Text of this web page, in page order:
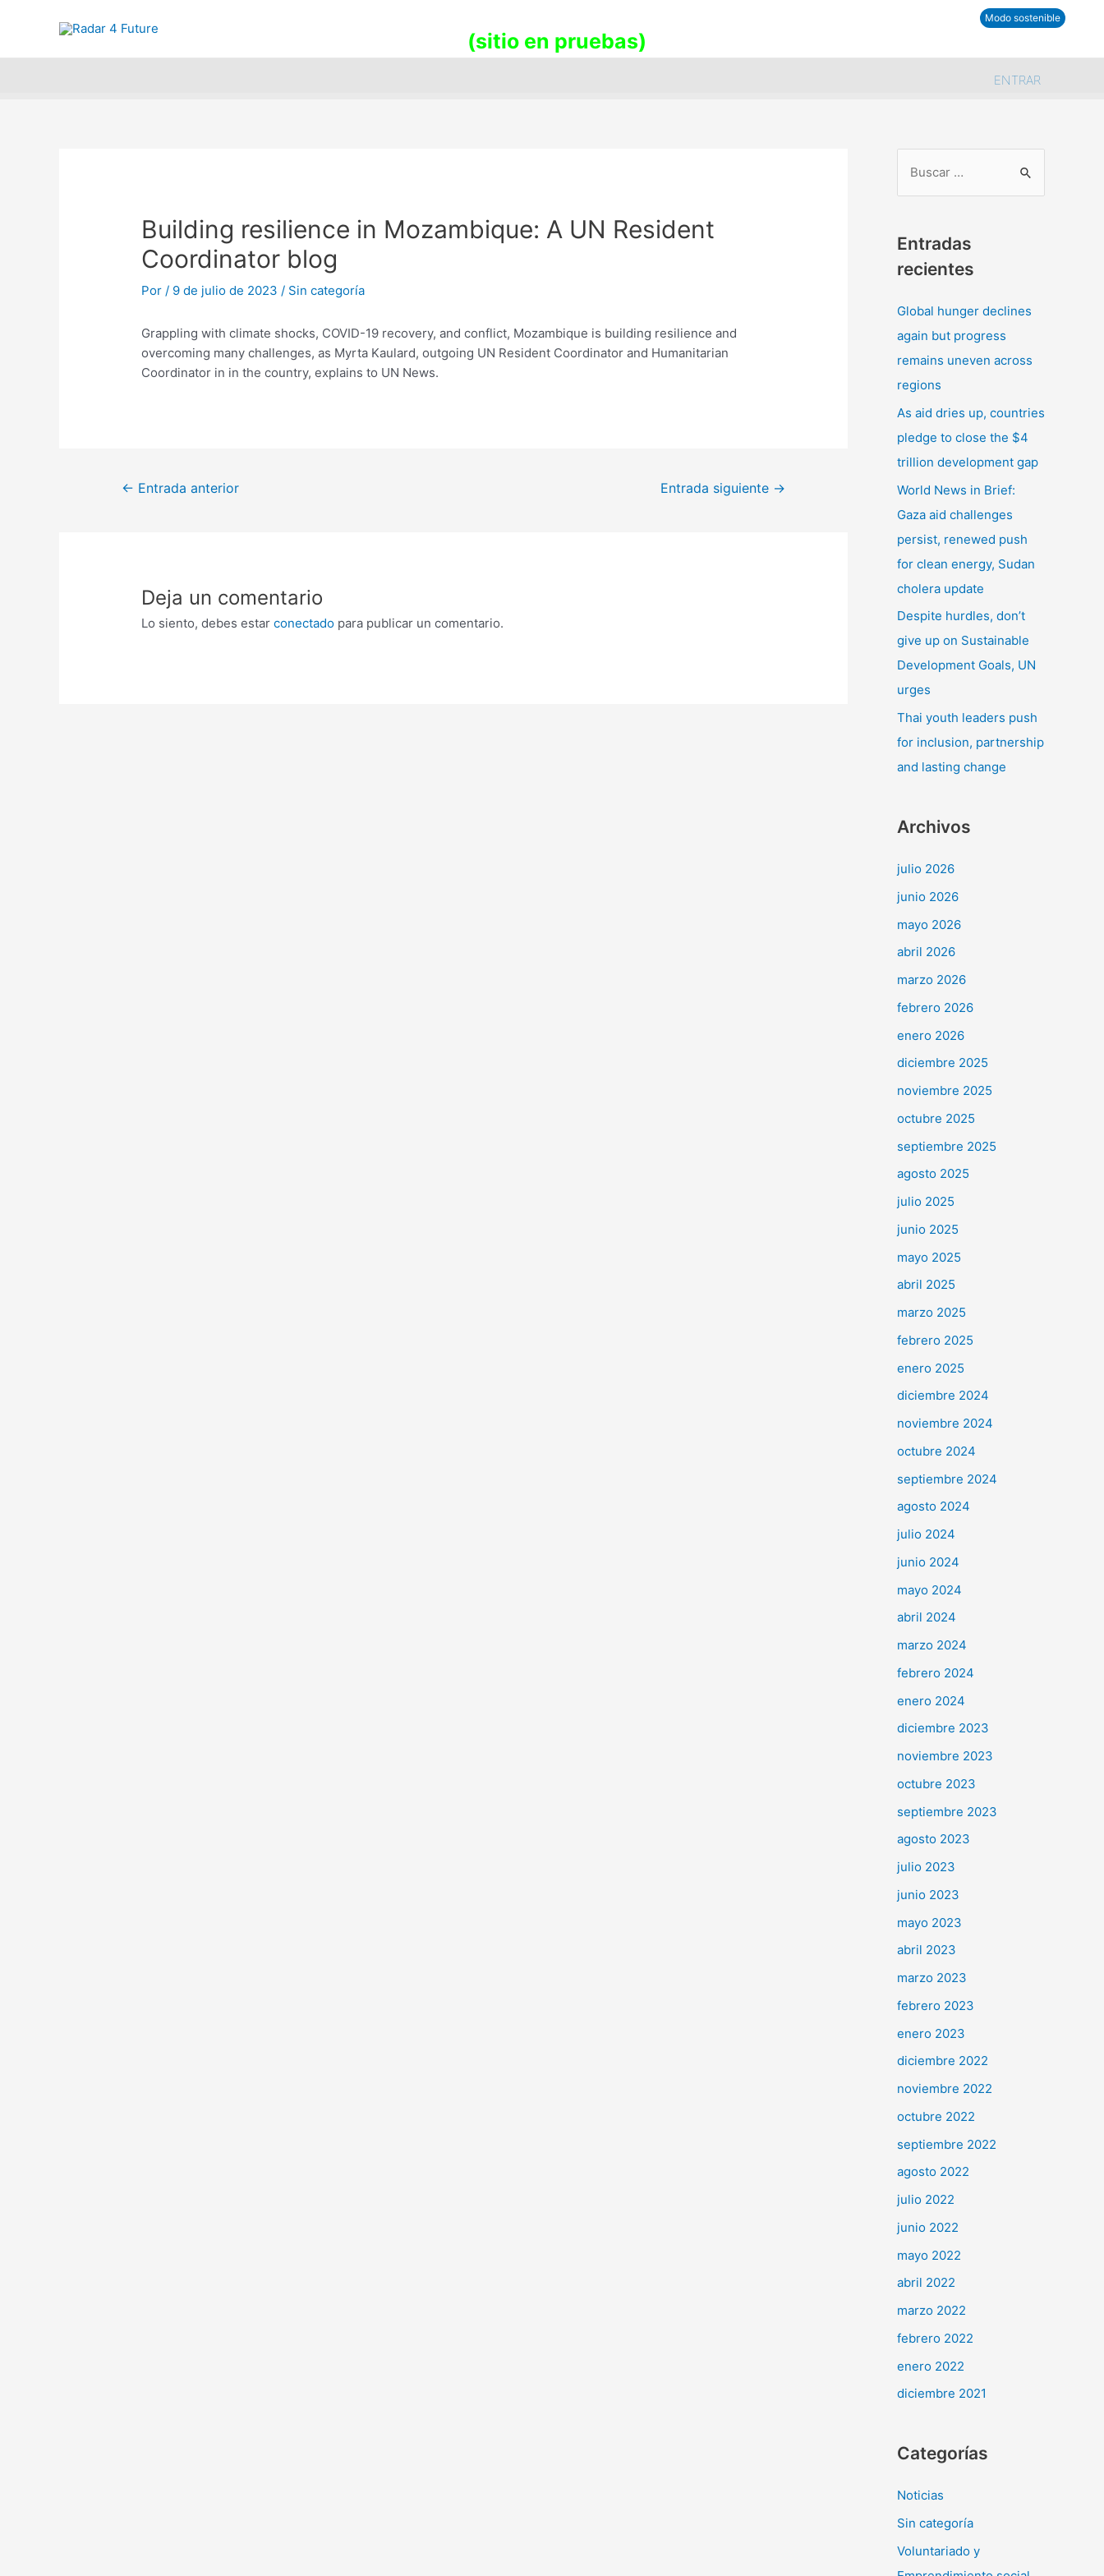
(sitio en pruebas)
Modo sostenible
ENTRAR
Building resilience in Mozambique: A UN Resident
Coordinator blog
Por/ 9 de julio de 2023/ Sin categoría
Grappling with climate shocks, COVID-19 recovery, and conflict, Mozambique is building resilience and
overcoming many challenges, as Myrta Kaulard, outgoing UN Resident Coordinator and Humanitarian
Coordinator in in the country, explains to UN News.
de
← Entrada anterior Entrada siguiente →
Deja un comentario
Lo siento, debes estarconectado para publicar un comentario.
u
c
a
Entradas
recientes
Global hunger declines
again but progress
remains uneven across
regions
As aid dries up, countries
pledge to close the $4
trillion development gap
World News in Brief:
Gaza aid challenges
persist, renewed push
for clean energy, Sudan
cholera update
Despite hurdles, don’t
give up on Sustainable
Development Goals, UN
urges
Thai youth leaders push
for inclusion, partnership
and lasting change
Archivos
julio 2026
junio 2026
mayo 2026
abril 2026
marzo 2026
febrero 2026
enero 2026
diciembre 2025
noviembre 2025
octubre 2025
septiembre 2025
agosto 2025
julio 2025
junio 2025
mayo 2025
abril 2025
marzo 2025
febrero 2025
enero 2025
diciembre 2024
noviembre 2024
octubre 2024
septiembre 2024
agosto 2024
julio 2024
junio 2024
mayo 2024
abril 2024
marzo 2024
febrero 2024
enero 2024
diciembre 2023
noviembre 2023
octubre 2023
septiembre 2023
agosto 2023
julio 2023
junio 2023
mayo 2023
abril 2023
marzo 2023
febrero 2023
enero 2023
diciembre 2022
noviembre 2022
octubre 2022
septiembre 2022
agosto 2022
julio 2022
junio 2022
mayo 2022
abril 2022
marzo 2022
febrero 2022
enero 2022
diciembre 2021
Categorías
Noticias
Sin categoría
Voluntariado y